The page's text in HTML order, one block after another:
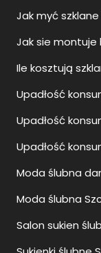
Jak myć
Jak sie montuje
Ile kosztują
Upadłość
Upadłość
Upadłość
Moda ślubna
Moda ślubna
Salon sukien